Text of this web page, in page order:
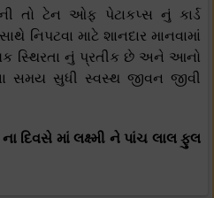
તો ટેન ઓફ પેટાકપ્સ નું કાર્ડ
નિપટવા માટે શાનદાર માનવામાં
સ્થિરતા નું પ્રતીક છે અને આનો
સમય સુધી સ્વસ્થ જીવન જીવી
દિવસે માં લક્ષ્મી ને પાંચ લાલ ફુલ